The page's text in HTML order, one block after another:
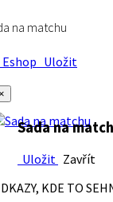
na matchu
Uložit
Sada na
Uložit Zavřít
KDE TO